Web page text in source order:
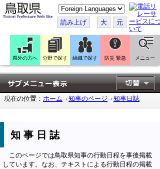
こ
の
ペ
ー
ジ
翻
訳
す
る
読み上げ 大 元
県外の方へ 分野で探す 組織で探す 防災 緊急 メニュー
現在の位置： ホーム 知事のページ 知事日誌
知事日誌
このページでは鳥取県知事の行動日程を事後掲載
しています。なお、テキストによる行動日程の掲載